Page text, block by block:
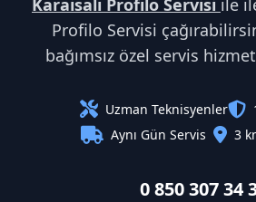
Karaisalı Profilo Servisi ile
Profilo Servisi
bağımsız özel servis
Uzman Teknisyenler
Aynı Gün Servis
3
0 850 307 34